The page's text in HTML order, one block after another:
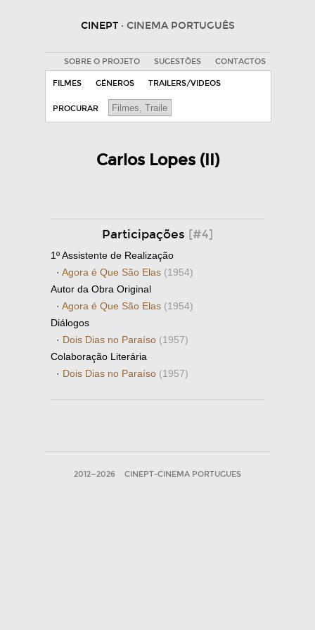
CINEPT · CINEMA PORTUGUÊS
SOBRE O PROJETO SUGESTÕES CONTACTOS
FILMES GÉNEROS TRAILERS/VIDEOS
PROCURAR
Carlos Lopes (II)
Participações [#4]
1º Assistente de Realização
· Agora é Que São Elas (1954)
Autor da Obra Original
· Agora é Que São Elas (1954)
Diálogos
· Dois Dias no Paraíso (1957)
Colaboração Literária
· Dois Dias no Paraíso (1957)
2012—2026 CINEPT-CINEMA PORTUGUES